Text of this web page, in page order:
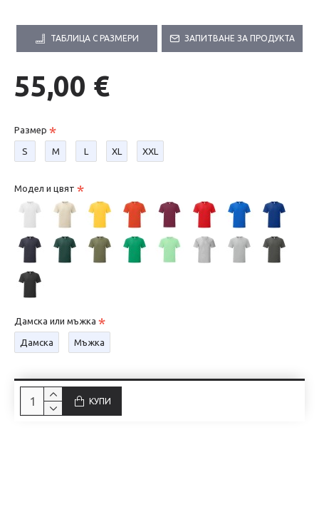
ТАБЛИЦА С РАЗМЕРИ ЗАПИТВАНЕ ЗА ПРОДУКТА
55,00 €
Размер
S М L XL XXL
Модел и цвят
Дамска или мъжка
Дамска Мъжка
КУПИ